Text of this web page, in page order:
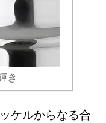
き
ケルからなる合